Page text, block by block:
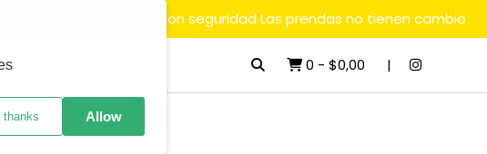
para comprar con seguridad Las prendas no tienen cambio
0 - $0,00
thanks Allow